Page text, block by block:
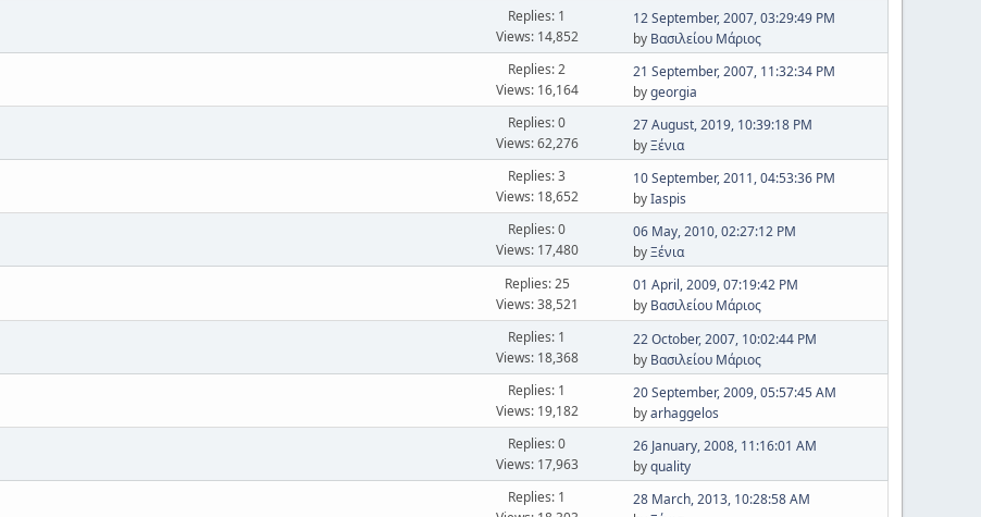
Replies: 1
Views: 14,852
12 September, 2007, 03:29:49 PM
by Βασιλείου Μάριος
Replies: 2
Views: 16,164
21 September, 2007, 11:32:34 PM
bygeorgia
Replies: 0
Views: 62,276
27 August, 2019, 10:39:18 PM
byΞένια
Replies: 3
Views: 18,652
10 September, 2011, 04:53:36 PM
byIaspis
Replies: 0
Views: 17,480
06 May, 2010, 02:27:12 PM
byΞένια
Replies: 25
Views: 38,521
01 April, 2009, 07:19:42 PM
by Βασιλείου Μάριος
Replies: 1
Views: 18,368
22 October, 2007, 10:02:44 PM
by Βασιλείου Μάριος
Replies: 1
Views: 19,182
20 September, 2009, 05:57:45 AM
byarhaggelos
Replies: 0
Views: 17,963
26 January, 2008, 11:16:01 AM
byquality
Replies: 1
28 March, 2013, 10:28:58 AM